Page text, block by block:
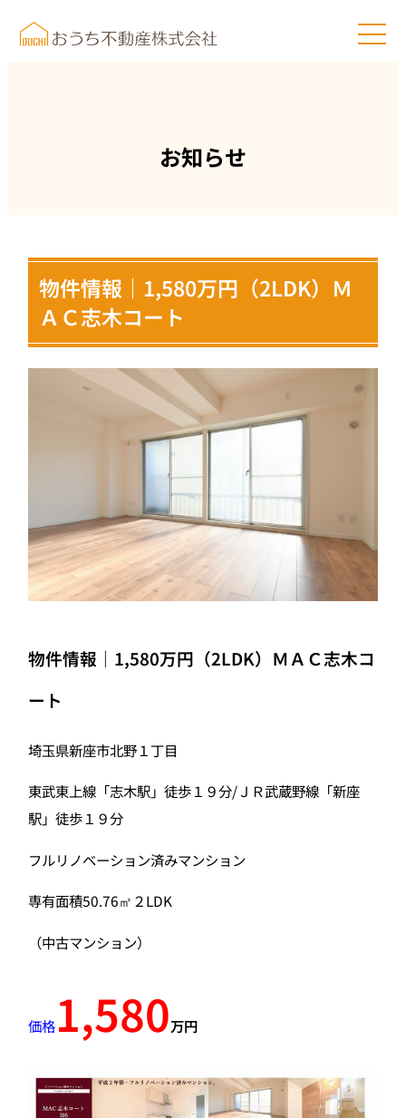
お知らせ
物件情報｜1,580万円（2LDK）Ｍ
ＡＣ志木コート
物件情報｜1,580万円（2LDK）ＭＡＣ志木コ
ート
埼玉県新座市北野１丁目
東武東上線「志木駅」徒歩１９分/ＪＲ武蔵野線「新座
駅」徒歩１９分
フルリノベーション済みマンション
専有面積50.76㎡２LDK
（中古マンション）
価格1,580万円